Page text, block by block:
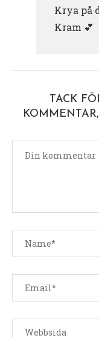
Krya på
Kram 💕
TACK